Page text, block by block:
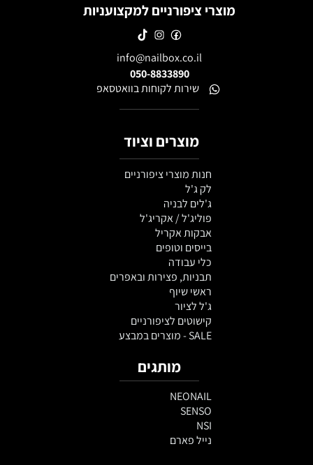
מוצרי ציפורניים למקצועניות
info@nailbox.co.il
050-8833890
שירות לקוחות בוואטסאפ
מוצרים וציוד
חנות מוצרי ציפורניים
לק ג'ל
ג'לים לבניה
פוליג'ל / אקריג'ל
אבקות אקריל
בייסים וטופים
כלי עבודה
תבניות, פצירות ובאפרים
ראשי שיוף
ג'ל לציור
קישוטים לציפורניים
SALE - מוצרים במבצע
מותגים
NEONAIL
SENSO
NSI
נייל פארם